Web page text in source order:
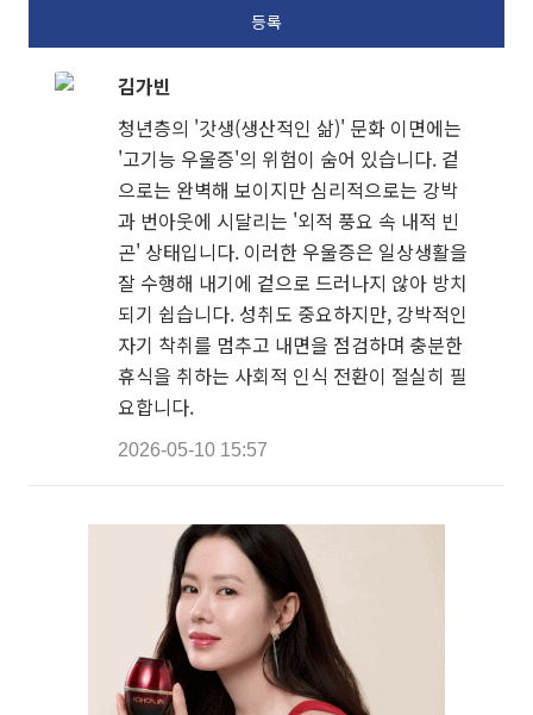
김가빈
청년층의 '갓생(생산적인 삶)' 문화 이면에는
'고기능 우울증'의 위험이 숨어 있습니다. 겉
으로는 완벽해 보이지만 심리적으로는 강박
과 번아웃에 시달리는 '외적 풍요 속 내적 빈
곤' 상태입니다. 이러한 우울증은 일상생활을
잘 수행해 내기에 겉으로 드러나지 않아 방치
되기 쉽습니다. 성취도 중요하지만, 강박적인
자기 착취를 멈추고 내면을 점검하며 충분한
휴식을 취하는 사회적 인식 전환이 절실히 필
요합니다.
2026-05-10 15:57